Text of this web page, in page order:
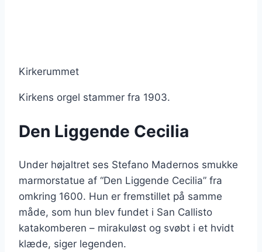
Kirkerummet
Kirkens orgel stammer fra 1903.
Den Liggende Cecilia
Under højaltret ses Stefano Madernos smukke
marmorstatue af “Den Liggende Cecilia” fra
omkring 1600. Hun er fremstillet på samme
måde, som hun blev fundet i San Callisto
katakomberen – mirakuløst og svøbt i et hvidt
klæde, siger legenden.